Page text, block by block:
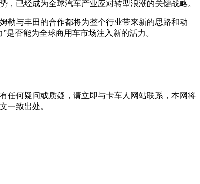
已经成为全球汽车产业应对转型浪潮的关键战略。
勒与丰田的合作都将为整个行业带来新的思路和动
否能为全球商用车市场注入新的活力。
任何疑问或质疑，请立即与卡车人网站联系，本网将
一致出处。